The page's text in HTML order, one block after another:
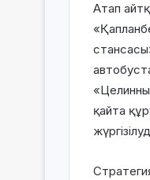
Атап
қайта